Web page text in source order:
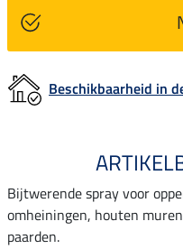
Beschikbaarheid in
Bijtwerende spray voor
omheiningen, houten
paarden.